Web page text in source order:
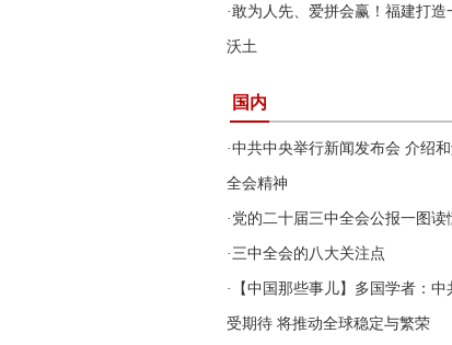
·敢为人先、爱拼会赢！福建打
沃土
国内
·中共中央举行新闻发布会 介绍
全会精神
· 党的二十届三中全会公报一图读
·三中全会的八大关注点
· 【中国那些事儿】多国学者：
受期待 将推动全球稳定与繁荣